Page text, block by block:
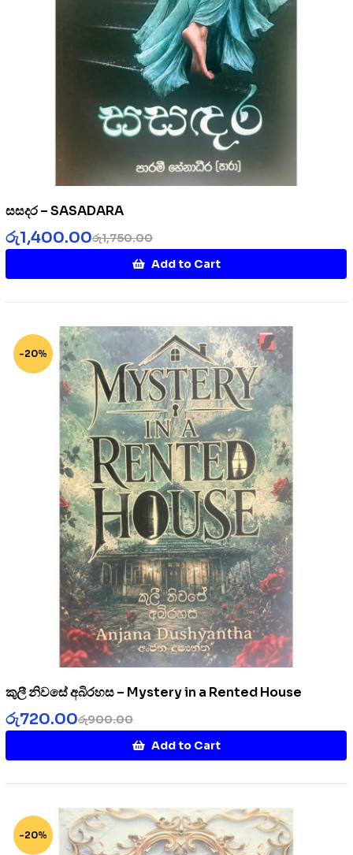
සසදර – SASADARA
රු1,750.00
රු1,400.00
Add to Cart
-20%
කුලී නිවසේ අබිරහස – Mystery in a Rented House
රු900.00
රු720.00
Add to Cart
-20%